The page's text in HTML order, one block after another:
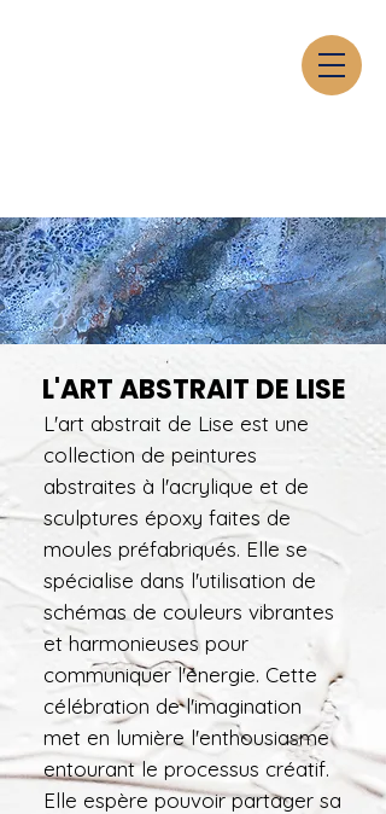
L'ART ABSTRAIT DE LISE
L'art abstrait de Lise est une
collection de peintures
abstraites à l'acrylique et de
sculptures époxy faites de
moules préfabriqués. Elle se
spécialise dans l'utilisation de
schémas de couleurs vibrantes
et harmonieuses pour
communiquer l'énergie. Cette
célébration de l'imagination
met en lumière l'enthousiasme
entourant le processus créatif.
Elle espère pouvoir partager sa